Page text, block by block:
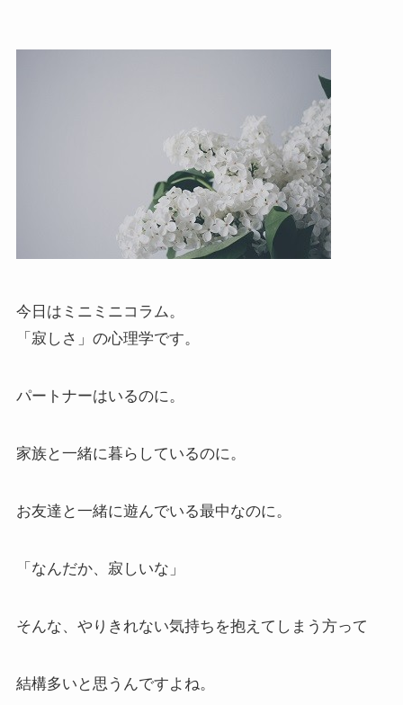
今日はミニミニコラム。
「寂しさ」の心理学です。
パートナーはいるのに。
家族と一緒に暮らしているのに。
お友達と一緒に遊んでいる最中なのに。
「なんだか、寂しいな」
そんな、やりきれない気持ちを抱えてしまう方って
結構多いと思うんですよね。